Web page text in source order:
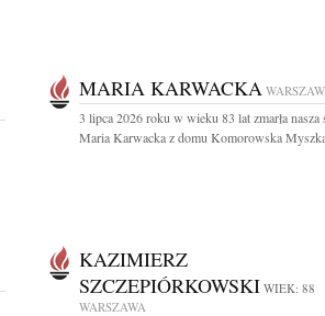
MARIA KARWACKA
3 lipca 2026 roku w wieku 83 lat zmarła nasza
Maria Karwacka z domu Komorowska
KAZIMIERZ
SZCZEPIÓRKOWSKI WIEK: 88
WARSZAWA